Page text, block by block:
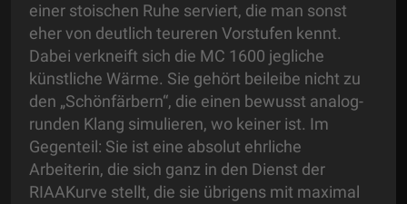
einer stoischen Ruhe serviert, die man sonst
eher von deutlich teureren Vorstufen kennt.
Dabei verkneift sich die MC 1600 jegliche
künstliche Wärme. Sie gehört beileibe nicht zu
den „Schönfärbern“, die einen bewusst analog-
runden Klang simulieren, wo keiner ist. Im
Gegenteil: Sie ist eine absolut ehrliche
Arbeiterin, die sich ganz in den Dienst der
RIAAKurve stellt, die sie übrigens mit maximal